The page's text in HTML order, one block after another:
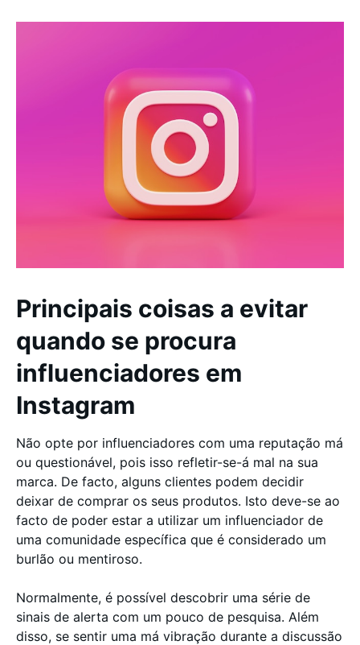
Principais coisas a evitar
quando se procura
influenciadores em
Instagram
Não opte por influenciadores com uma reputação má
ou questionável, pois isso refletir-se-á mal na sua
marca. De facto, alguns clientes podem decidir
deixar de comprar os seus produtos. Isto deve-se ao
facto de poder estar a utilizar um influenciador de
uma comunidade específica que é considerado um
burlão ou mentiroso.
Normalmente, é possível descobrir uma série de
sinais de alerta com um pouco de pesquisa. Além
disso, se sentir uma má vibração durante a discussão